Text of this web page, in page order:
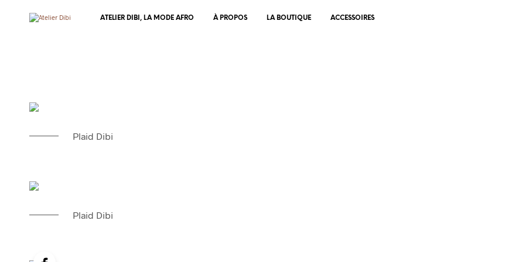
ATELIER DIBI, LA MODE AFRO À PROPOS LA BOUTIQUE ACCESSOIRES
Plaid Dibi
Plaid Dibi